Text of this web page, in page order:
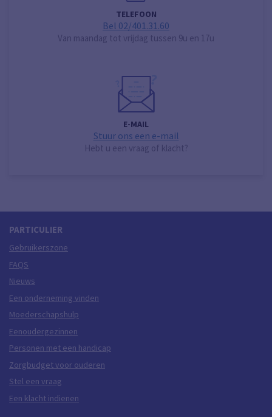
TELEFOON
Bel 02/401.31.60
Van maandag tot vrijdag tussen 9u en 17u
E-MAIL
Stuur ons een e-mail
Hebt u een vraag of klacht?
PARTICULIER
Gebruikerszone
FAQS
Nieuws
Een onderneming vinden
Moederschapshulp
Eenoudergezinnen
Personen met een handicap
Zorgbudget voor ouderen
Stel een vraag
Een klacht indienen